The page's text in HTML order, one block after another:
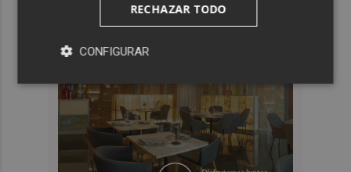
RECHAZAR TODO
CONFIGURAR